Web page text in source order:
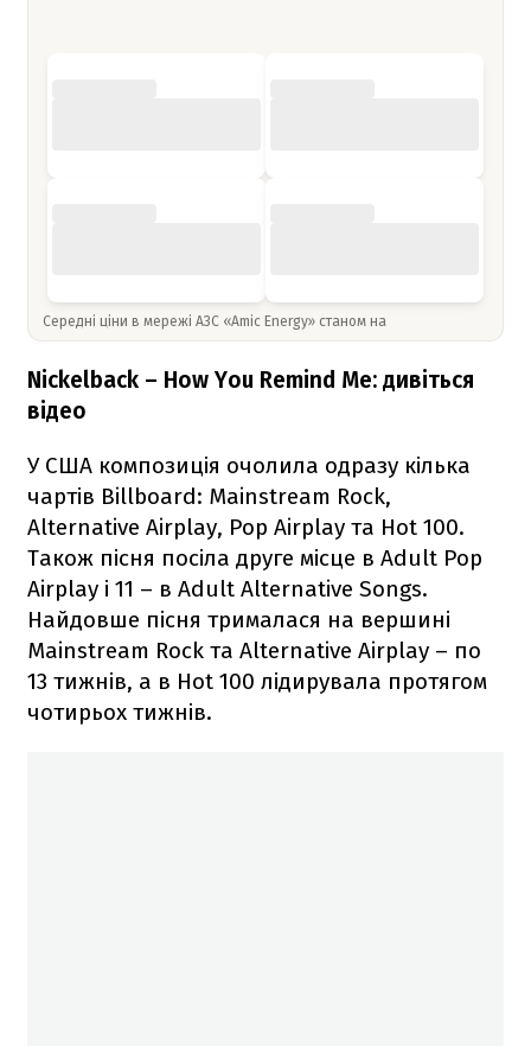
Середні ціни в мережі АЗС «Amic Energy» станом на
Nickelback – How You Remind Me: дивіться
відео
У США композиція очолила одразу кілька
чартів Billboard: Mainstream Rock,
Alternative Airplay, Pop Airplay та Hot 100.
Також пісня посіла друге місце в Adult Pop
Airplay і 11 – в Adult Alternative Songs.
Найдовше пісня трималася на вершині
Mainstream Rock та Alternative Airplay – по
13 тижнів, а в Hot 100 лідирувала протягом
чотирьох тижнів.